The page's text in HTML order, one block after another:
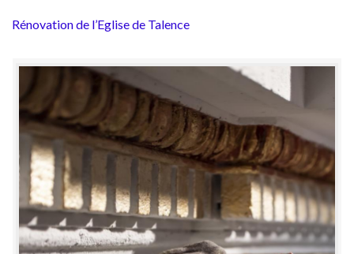
Rénovation de l’Eglise de Talence